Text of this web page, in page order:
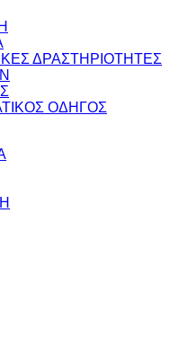
ΔΡΑΣΤΗΡΙΟΤΗΤΕΣ
ΟΔΗΓΟΣ